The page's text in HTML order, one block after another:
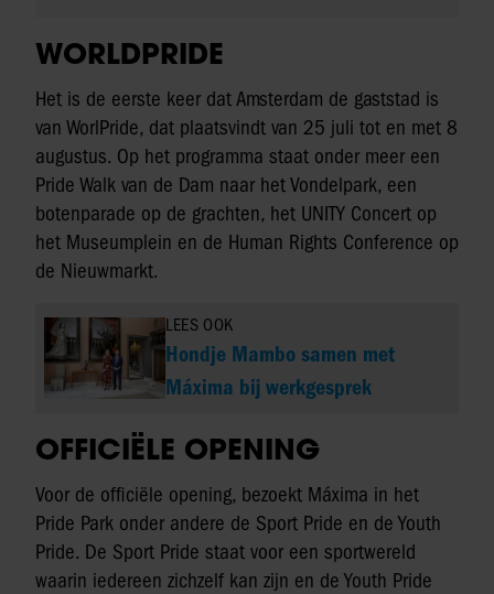
WORLDPRIDE
Het is de eerste keer dat Amsterdam de gaststad is
van WorlPride, dat plaatsvindt van 25 juli tot en met 8
augustus. Op het programma staat onder meer een
Pride Walk van de Dam naar het Vondelpark, een
botenparade op de grachten, het UNITY Concert op
het Museumplein en de Human Rights Conference op
de Nieuwmarkt.
LEES OOK
Hondje Mambo samen met
Máxima bij werkgesprek
OFFICIËLE OPENING
Voor de officiële opening, bezoekt Máxima in het
Pride Park onder andere de Sport Pride en de Youth
Pride. De Sport Pride staat voor een sportwereld
waarin iedereen zichzelf kan zijn en de Youth Pride